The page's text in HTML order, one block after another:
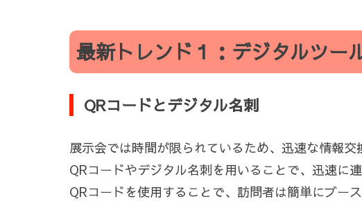
最新トレンド１：デジタルツー
QRコードとデジタル名刺
展示会では時間が限られているため、迅速な情報交
QRコードやデジタル名刺を用いることで、迅速に
QRコードを使用することで、訪問者は簡単にブー